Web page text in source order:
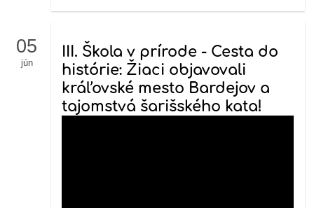
05
jún
III. Škola v prírode - Cesta do
histórie: Žiaci objavovali
kráľovské mesto Bardejov a
tajomstvá šarišského kata!